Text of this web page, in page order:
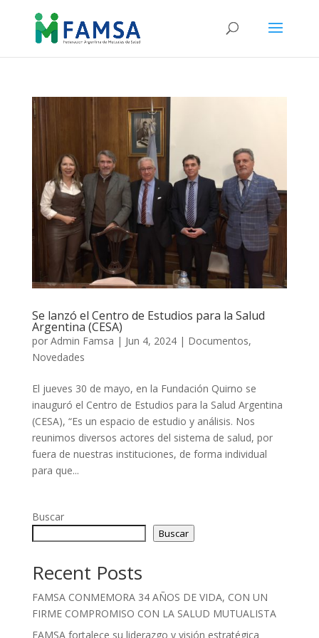
Se lanzó el Centro de Estudios para la Salud
Argentina (CESA)
por Admin Famsa | Jun 4, 2024| Documentos,
Novedades
El jueves 30 de mayo, en la Fundación Quirno se
inauguró el Centro de Estudios para la Salud Argentina
(CESA), “Es un espacio de estudio y análisis. Nos
reunimos diversos actores del sistema de salud, por
fuera de nuestras instituciones, de forma individual
para que...
Buscar
Buscar
Recent Posts
FAMSA CONMEMORA 34 AÑOS DE VIDA, CON UN
FIRME COMPROMISO CON LA SALUD MUTUALISTA
FAMSA fortalece su liderazgo y visión estratégica